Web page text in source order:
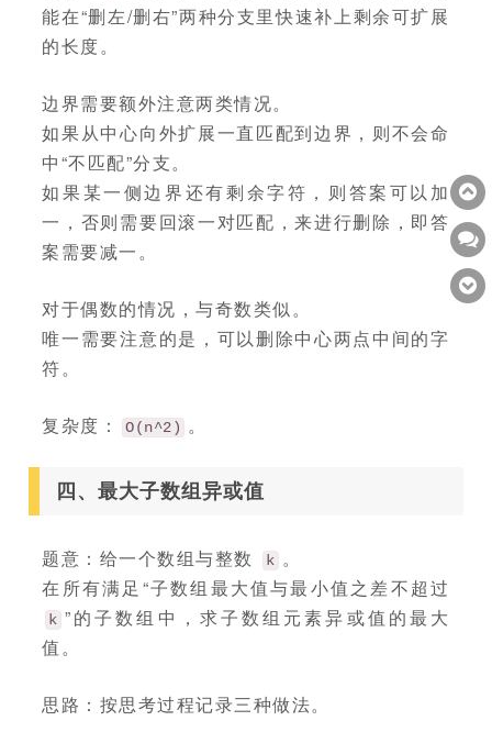
能在“删左/删右”两种分支里快速补上剩余可扩展
的长度。
边界需要额外注意两类情况。
如果从中心向外扩展一直匹配到边界，则不会命
中“不匹配”分支。
如果某一侧边界还有剩余字符，则答案可以加
一，否则需要回滚一对匹配，来进行删除，即答
案需要减一。
对于偶数的情况，与奇数类似。
唯一需要注意的是，可以删除中心两点中间的字
符。
复杂度： O(n^2) 。
四、最大子数组异或值
题意：给一个数组与整数 k 。
在所有满足“子数组最大值与最小值之差不超过
k ”的子数组中，求子数组元素异或值的最大
值。
思路：按思考过程记录三种做法。